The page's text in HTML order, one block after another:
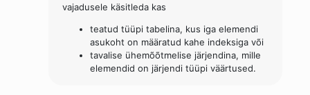
vajadusele käsitleda kas
teatud tüüpi tabelina, kus iga elemendi
asukoht on määratud kahe indeksiga või
tavalise ühemõõtmelise järjendina, mille
elemendid on järjendi tüüpi väärtused.